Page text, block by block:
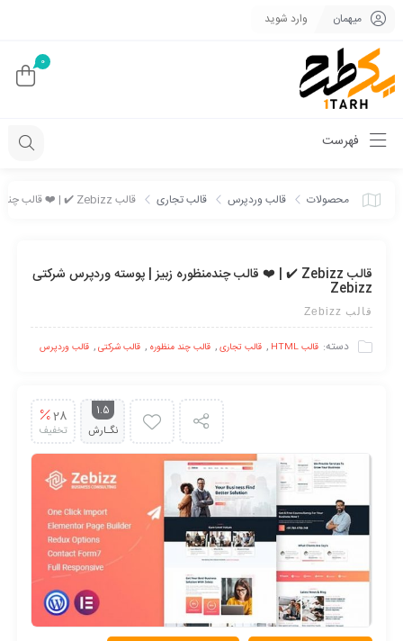
میهمان وارد شوید
0
فهرست
محصولات قالب وردپرس قالب تجاری قالب Zebizz ✔️ | ❤️ قالب چندمنظوره زبیز | پوسته وردپرس شرکتی Zebizz
قالب Zebizz ✔️ | ❤️ قالب چندمنظوره زبیز | پوسته وردپرس شرکتی
Zebizz
قالب Zebizz
دسته: قالب HTML , قالب تجاری, قالب چند منظوره , قالب شرکتی, قالب وردپرس
28
تخفیف
1.5
نگـارش